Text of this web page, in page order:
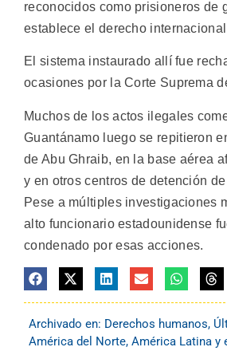
reconocidos como prisioneros de
establece el derecho
El sistema instaurado allí fue
ocasiones por la Corte Suprema
Muchos de los actos ilegales
Guantánamo luego se repitieron
de Abu Ghraib, en la base aérea
y en otros centros de detención
Pese a múltiples investigaciones
alto funcionario estadounidense
condenado por esas acciones.
Archivado en: Derechos humanos,
América del Norte, América Latina y